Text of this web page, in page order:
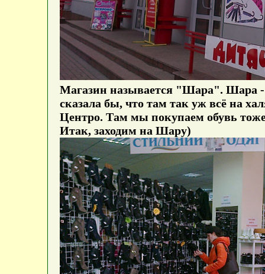
Магазин называется "Шара". Шара -
сказала бы, что там так уж всё на
Центро. Там мы покупаем обувь
Итак, заходим на Шару)